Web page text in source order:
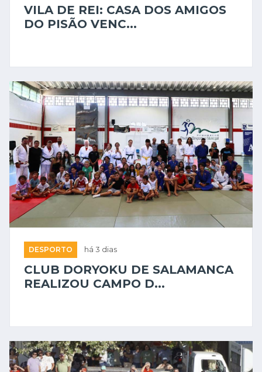
VILA DE REI: CASA DOS AMIGOS
DO PISÃO VENC...
DESPORTO há 3 dias
CLUB DORYOKU DE SALAMANCA
REALIZOU CAMPO D...